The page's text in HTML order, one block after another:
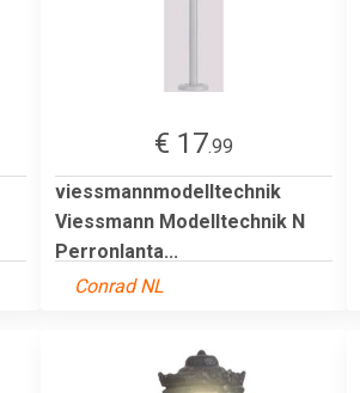
€ 17.99
viessmannmodelltechnik
Viessmann Modelltechnik N
Perronlanta...
Conrad NL